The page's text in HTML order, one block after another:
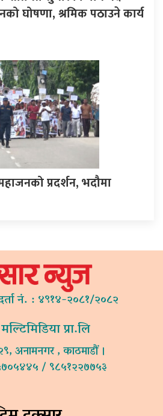
घोषणा, श्रमिक पठाउने कार्य
प्रदर्शन, भदौमा
नं. : ४९१४-२०८१/२०८२
प्रा.लि
अनामनगर , काठमाडौं ।
/ ९८५१२२७७५३